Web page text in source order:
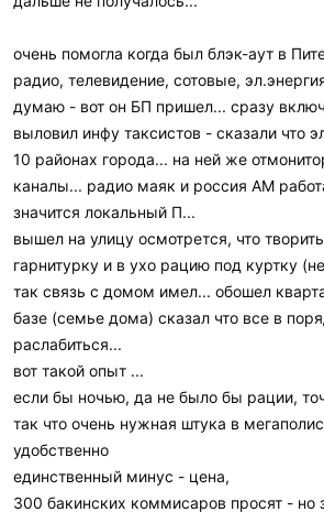
очень помогла когда был блэк-аут в
радио, телевидение, сотовые,
думаю - вот он БП пришел... сразу
выловил инфу таксистов - сказали что
10 районах города... на ней же
каналы... радио маяк и россия АМ
значится локальный П...
вышел на улицу осмотрется, что
гарнитурку и в ухо рацию под куртку
так связь с домом имел... обошел
базе (семье дома) сказал что все в
раслабиться...
вот такой опыт ...
если бы ночью, да не было бы рации,
так что очень нужная штука в
удобственно
единственный минус - цена,
300 бакинских коммисаров просят - но